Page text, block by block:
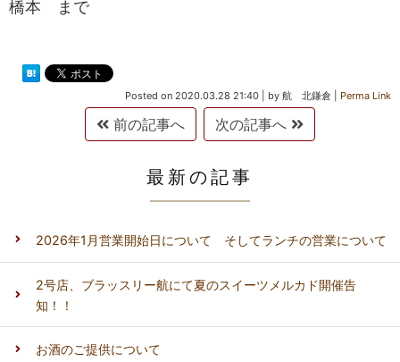
橋本 まで
Posted on 2020.03.28 21:40 by 航 北鎌倉 Perma Link
前の記事へ 次の記事へ
最新の記事
2026年1月営業開始日について そしてランチの営業について
2号店、ブラッスリー航にて夏のスイーツメルカド開催告
知！！
お酒のご提供について